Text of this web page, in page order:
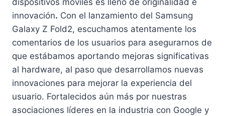
dispositivos móviles es lleno de originalidad e
innovación. Con el lanzamiento del Samsung
Galaxy Z Fold2, escuchamos atentamente los
comentarios de los usuarios para asegurarnos de
que estábamos aportando mejoras significativas
al hardware, al paso que desarrollamos nuevas
innovaciones para mejorar la experiencia del
usuario. Fortalecidos aún más por nuestras
asociaciones líderes en la industria con Google y